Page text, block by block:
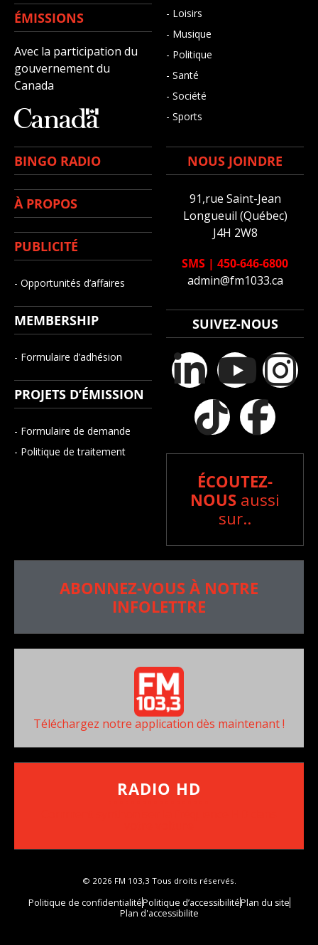
ÉMISSIONS
Avec la participation du
gouvernement du
Canada
- Loisirs
- Musique
- Politique
- Santé
- Société
- Sports
BINGO RADIO
À PROPOS
PUBLICITÉ
- Opportunités d’affaires
MEMBERSHIP
- Formulaire d’adhésion
PROJETS D’ÉMISSION
- Formulaire de demande
- Politique de traitement
NOUS JOINDRE
91,rue Saint-Jean
Longueuil (Québec)
J4H 2W8
SMS | 450-646-6800
admin@fm1033.ca
SUIVEZ-NOUS
ÉCOUTEZ-
NOUS aussi
sur..
ABONNEZ-VOUS À NOTRE
INFOLETTRE
Téléchargez notre application dès maintenant !
RADIO HD
© 2026 FM 103,3 Tous droits réservés.
Politique de confidentialitéPolitique d’accessibilitéPlan du site
Plan d'accessibilite